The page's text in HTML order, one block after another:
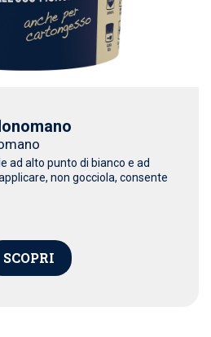
ad alto punto di bianco e ad
non gocciola, consente
SCOPRI